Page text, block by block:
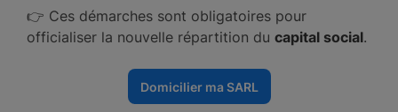
👉 Ces démarches sont obligatoires pour
officialiser la nouvelle répartition du capital social.
Domicilier ma SARL